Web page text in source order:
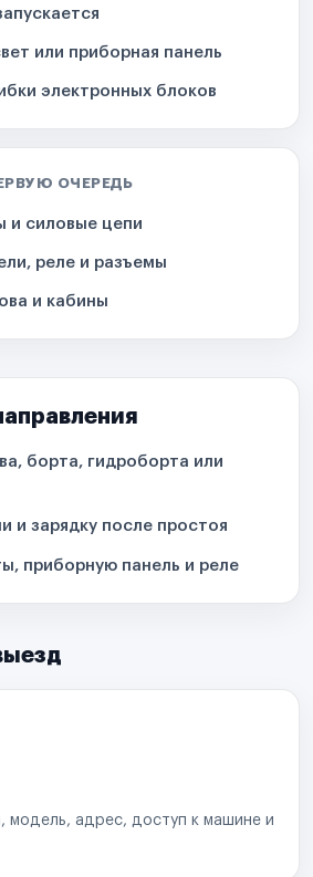
или приборная панель
электронных блоков
ОЧЕРЕДЬ
и силовые цепи
реле и разъемы
и кабины
борта, гидроборта или
и зарядку после простоя
приборную панель и реле
модель, адрес, доступ к машине и